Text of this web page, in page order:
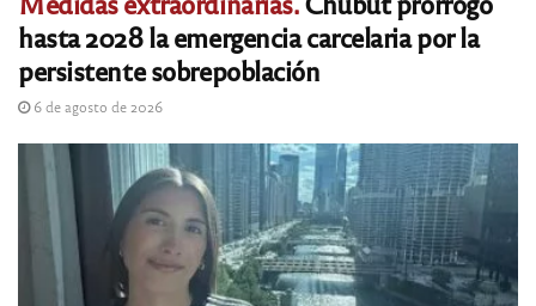
hasta 2028 la emergencia carcelaria por la
persistente sobrepoblación
6 de agosto de 2026